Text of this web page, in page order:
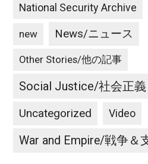
National Security Archive
new News/ニュース
Other Stories/他の記事
Social Justice/社会正義
Uncategorized Video
War and Empire/戦争＆